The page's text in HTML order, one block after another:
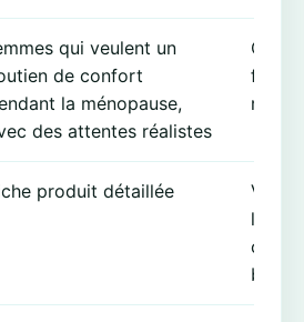
qui veulent un
de confort
la ménopause,
des attentes réalistes
Ce
fiche
produit détaillée
Vous
les